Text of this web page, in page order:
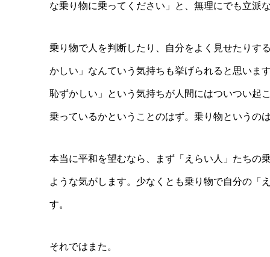
な乗り物に乗ってください」と、無理にでも立派
乗り物で人を判断したり、自分をよく見せたりす
かしい」なんていう気持ちも挙げられると思いま
恥ずかしい」という気持ちが人間にはついつい起
乗っているかということのはず。乗り物というの
本当に平和を望むなら、まず「えらい人」たちの
ような気がします。少なくとも乗り物で自分の「
す。
それではまた。